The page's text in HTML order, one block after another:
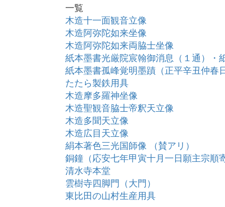
一覧
木造十一面観音立像
木造阿弥陀如来坐像
木造阿弥陀如来両脇士坐像
紙本墨書光厳院宸翰御消息（１通）・
紙本墨書孤峰覚明墨蹟（正平辛丑仲春
たたら製鉄用具
木造摩多羅神坐像
木造聖観音脇士帝釈天立像
木造多聞天立像
木造広目天立像
絹本著色三光国師像 （賛アリ）
銅鐘（応安七年甲寅十月一日願主宗順
清水寺本堂
雲樹寺四脚門（大門）
東比田の山村生産用具